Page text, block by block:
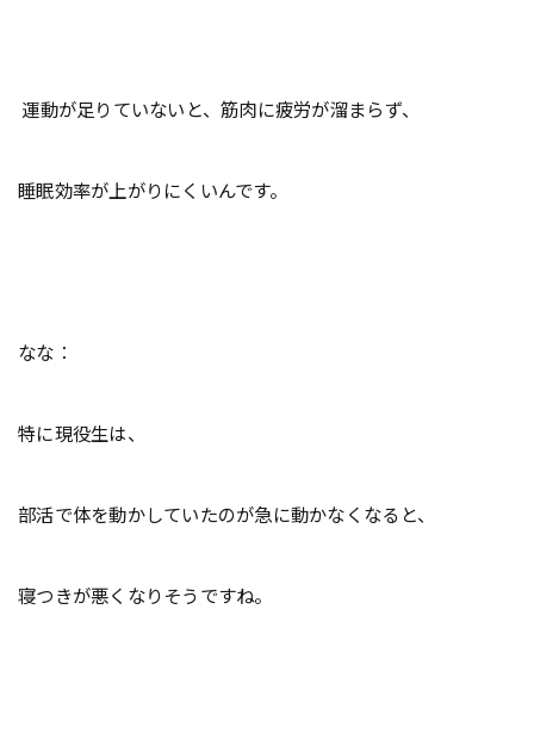
運動が足りていないと、筋肉に疲労が溜まらず、
睡眠効率が上がりにくいんです。
なな：
特に現役生は、
部活で体を動かしていたのが急に動かなくなると、
寝つきが悪くなりそうですね。